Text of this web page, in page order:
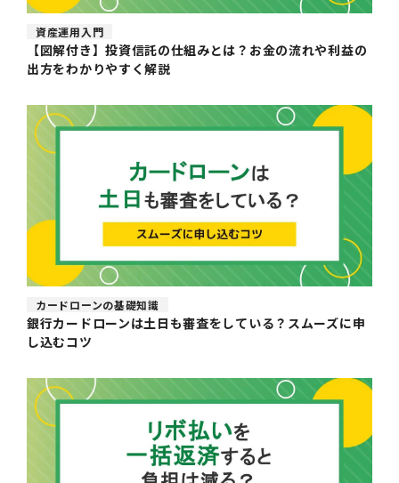
資産運用入門
【図解付き】投資信託の仕組みとは？お金の流れや利益の
出方をわかりやすく解説
カードローンの基礎知識
銀行カードローンは土日も審査をしている？スムーズに申
し込むコツ